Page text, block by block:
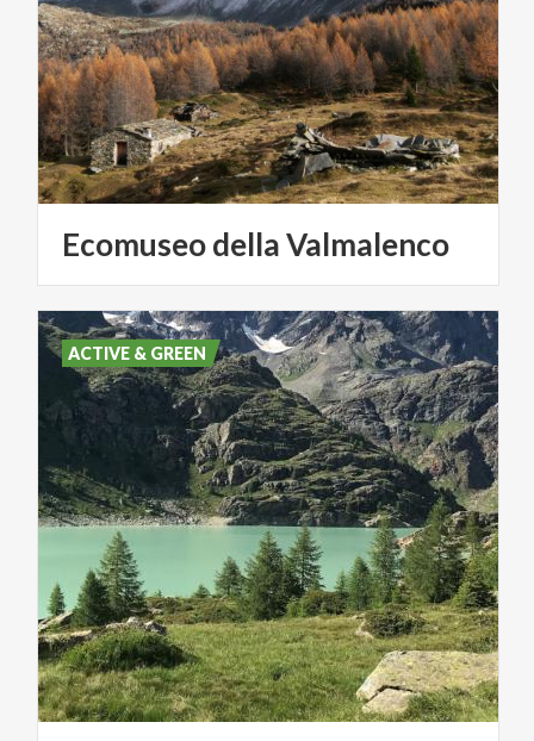
EcomuseodellaValmalenco
ACTIVE & GREEN